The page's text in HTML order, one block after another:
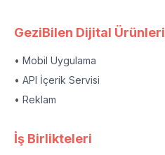
GeziBilen Dijital Ürünleri
• Mobil Uygulama
• API İçerik Servisi
• Reklam
İş Birlikteleri